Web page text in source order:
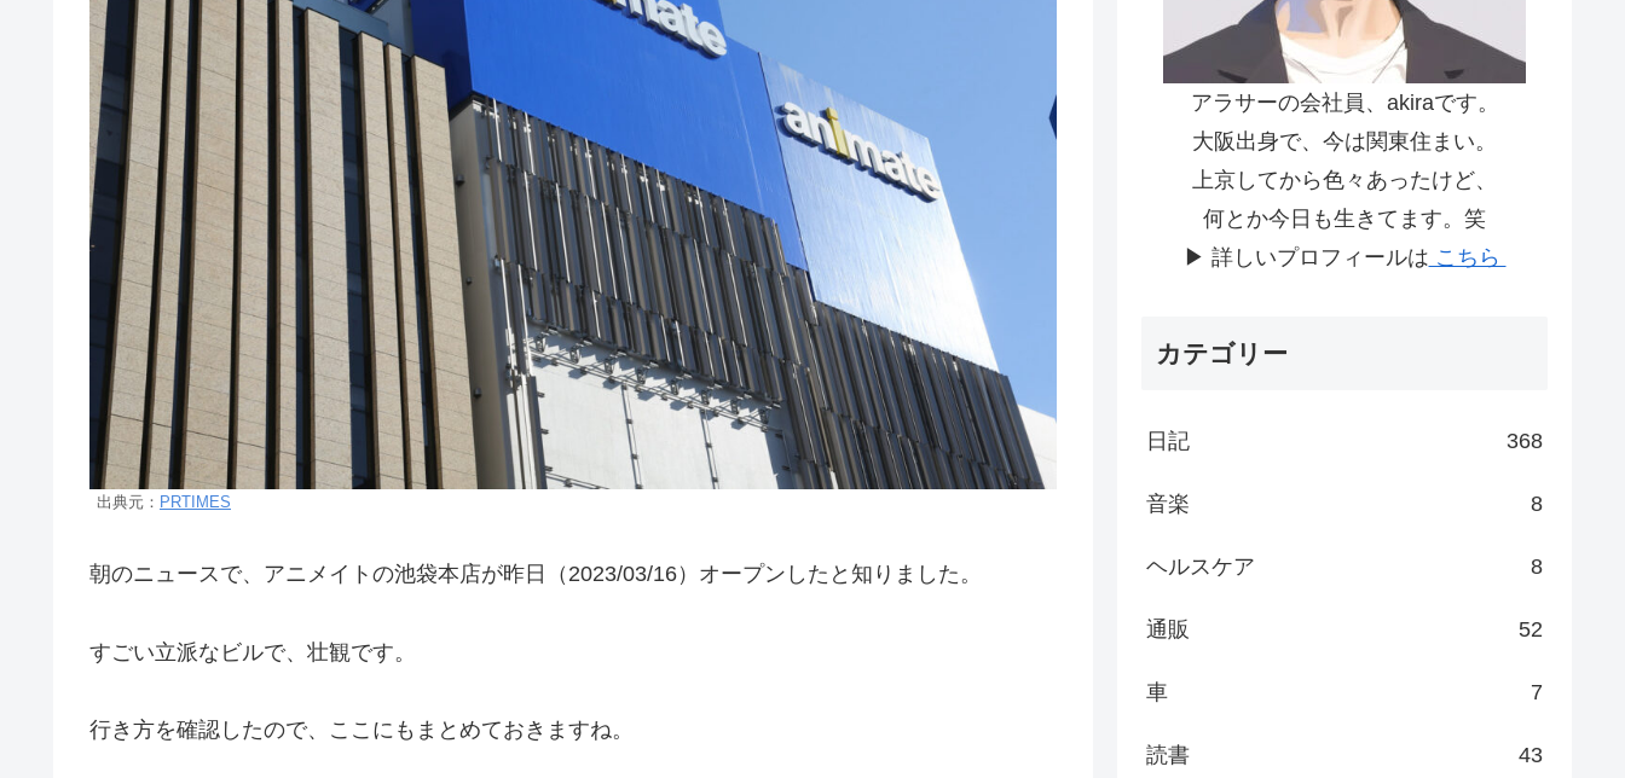
出典元： PRTIMES
朝のニュースで、アニメイトの池袋本店が昨日（2023/03/16）オープンしたと知りました。
すごい立派なビルで、壮観です。
行き方を確認したので、ここにもまとめておきますね。
アラサーの会社員、akiraです。
大阪出身で、今は関東住まい。
上京してから色々あったけど、
何とか今日も生きてます。笑
▶ 詳しいプロフィールは こちら
カテゴリー
日記 368
音楽 8
ヘルスケア 8
通販 52
車 7
読書 43